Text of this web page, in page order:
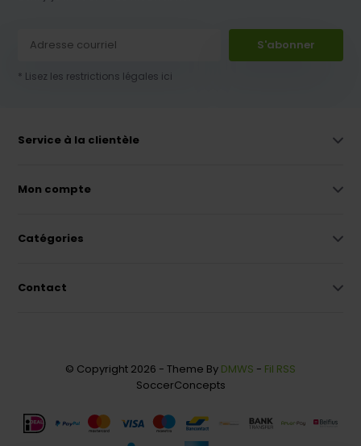
S'abonner
* Lisez les restrictions légales ici
Service à la clientèle
Mon compte
Catégories
Contact
© Copyright 2026 - Theme By DMWS - Fil RSS
SoccerConcepts